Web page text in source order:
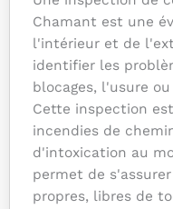
Chamant est une
l'intérieur et de
identifier les
blocages, l'usure
Cette inspection
incendies de
d'intoxication au
permet de
propres, libres de